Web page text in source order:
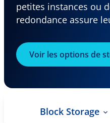
petites instances ou
redondance assure
Voir les options de
Block Storage